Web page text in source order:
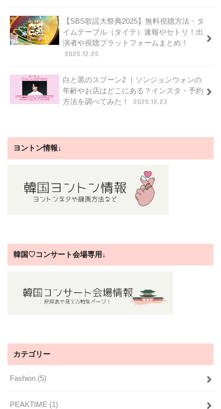
【SBS歌謡大祭典2025】無料視聴方法・タ
イムテーブル（タイテ）速報やセトリ！出
演者や視聴プラットフォームまとめ！
2025.12.25
白と黒のスプーン2 ｜ソンジョンウォンの
年齢やお店はどこにある？インスタ・予約
方法を調べてみた！
2025.12.23
ヨントン情報↓
韓国♡コンサート会場専用↓
カテゴリー
Fashion (5)
PEAKTIME (1)